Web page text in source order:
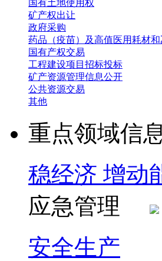
国有土地使用权
矿产权出让
政府采购
药品（疫苗）及高值医用耗材
国有产权交易
工程建设项目招标投标
矿产资源管理信息公开
公共资源交易
其他
重点领域信
稳经济 增动
应急管理
安全生产